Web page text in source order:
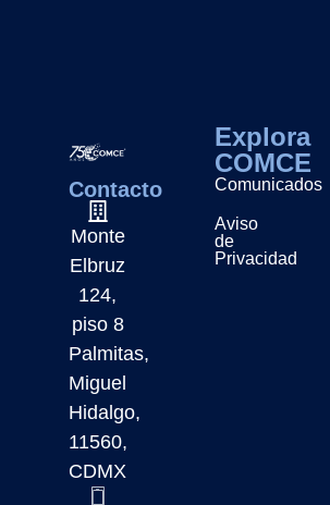
Contacto
Monte
Elbruz
124,
piso 8
Palmitas,
Miguel
Hidalgo,
11560,
CDMX
Explora
COMCE
Comunicados
Aviso
de
Privacidad